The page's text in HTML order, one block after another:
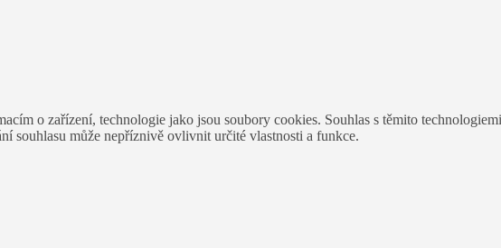
o zařízení, technologie jako jsou soubory cookies. Souhlas s těmito
souhlasu může nepříznivě ovlivnit určité vlastnosti a funkce.